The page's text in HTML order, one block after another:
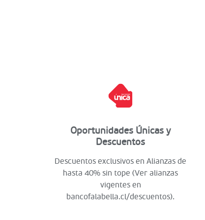
Oportunidades Únicas y
Descuentos
Descuentos exclusivos en Alianzas de
hasta 40% sin tope (Ver alianzas
vigentes en
bancofalabella.cl/descuentos).